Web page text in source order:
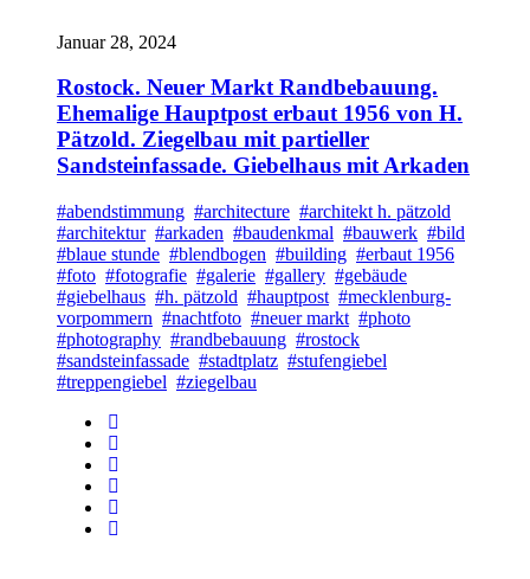
Januar 28, 2024
Rostock. Neuer Markt Randbebauung.
Ehemalige Hauptpost erbaut 1956 von H.
Pätzold. Ziegelbau mit partieller
Sandsteinfassade. Giebelhaus mit Arkaden
#abendstimmung #architecture #architekt h. pätzold
#architektur #arkaden #baudenkmal #bauwerk #bild
#blaue stunde #blendbogen #building #erbaut 1956
#foto #fotografie #galerie #gallery #gebäude
#giebelhaus #h. pätzold #hauptpost #mecklenburg-
vorpommern #nachtfoto #neuer markt #photo
#photography #randbebauung #rostock
#sandsteinfassade #stadtplatz #stufengiebel
#treppengiebel #ziegelbau